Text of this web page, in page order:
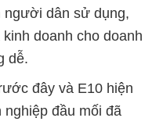
người dân sử dụng,
doanh cho doanh
dễ.
đây và E10 hiện
đầu mối đã